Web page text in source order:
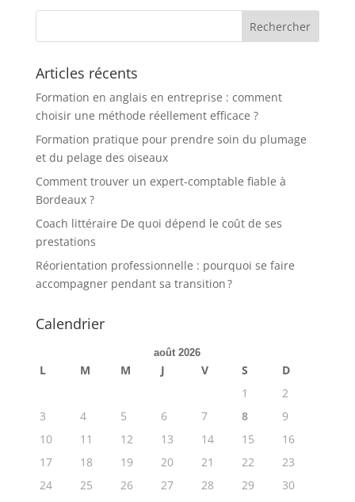
Articles récents
Formation en anglais en entreprise : comment
choisir une méthode réellement efficace ?
Formation pratique pour prendre soin du plumage
et du pelage des oiseaux
Comment trouver un expert-comptable fiable à
Bordeaux ?
Coach littéraire De quoi dépend le coût de ses
prestations
Réorientation professionnelle : pourquoi se faire
accompagner pendant sa transition ?
Calendrier
août 2026
L M M J V S
D
1
2
3
4 5 6 7 8
9
10
11 12 13 14 15
16
17
18 19 20 21 22
23
24
25 26 27 28 29
30